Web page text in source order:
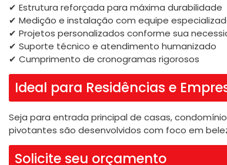
✔ Estrutura reforçada para máxima durabilidade
✔ Medição e instalação com equipe
✔ Projetos personalizados conforme sua
✔ Suporte técnico e atendimento humanizado
✔ Cumprimento de cronogramas rigorosos
Ideal para Residências e
Seja para entrada principal de casas,
pivotantes são desenvolvidos com foco em
Solicite seu orçamento